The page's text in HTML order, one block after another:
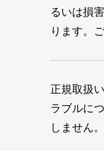
るいは損
ります。
正規取扱
ラブルに
しません。